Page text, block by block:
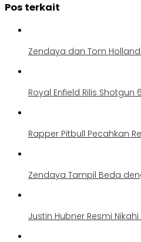
Pos terkait
Zendaya dan Tom
Royal Enfield Rilis Shotgun
Rapper Pitbull Pecahkan
Zendaya Tampil Beda
Justin Hubner Resmi